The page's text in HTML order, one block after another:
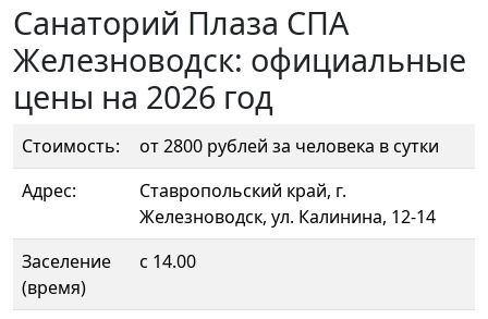
Санаторий Плаза СПА
Железноводск: официальные
цены на 2026 год
Стоимость:
от 2800 рублей за человека в сутки
Адрес:
Ставропольский край, г.
Железноводск, ул. Калинина, 12-14
Заселение
(время)
с 14.00